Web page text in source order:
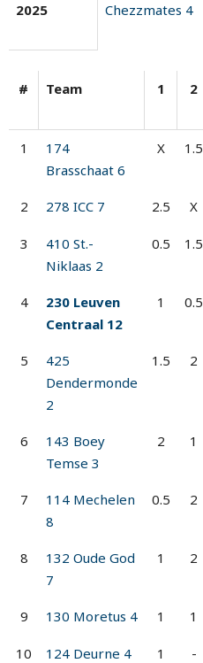
2025
Chezzmates 4
# Team 1 2
1
174
Brasschaat 6
X 1.5
2 278 ICC 7 2.5 X
3
410 St.-
Niklaas 2
0.5 1.5
4
230 Leuven
Centraal 12
1 0.5
5
425
Dendermonde
2
1.5 2
6
143 Boey
Temse 3
2 1
7
114 Mechelen
8
0.5 2
8
132 Oude God
7
1 2
9 130 Moretus 4 1 1
10 124 Deurne 4 1 -